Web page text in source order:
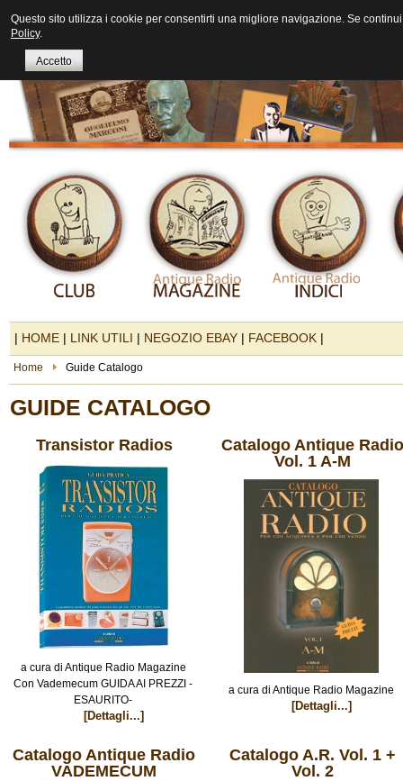
| HOME | LINK UTILI | NEGOZIO EBAY | FACEBOOK |
Home Guide Catalogo
GUIDE CATALOGO
Transistor Radios
a cura di Antique Radio Magazine
Con Vademecum GUIDA AI PREZZI -
ESAURITO-
[Dettagli...]
Catalogo Antique Radio
Vol. 1 A-M
a cura di Antique Radio Magazine
[Dettagli...]
Catalogo Antique Radio
VADEMECUM
Catalogo A.R. Vol. 1 +
Vol. 2
Questo sito utilizza i cookie per consentirti una migliore navigazione. Se
Policy.
Accetto